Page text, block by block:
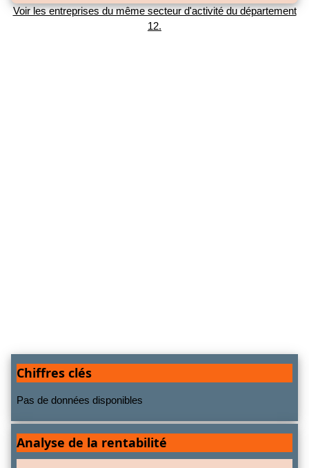
Voir les entreprises du même secteur d'activité du département
12.
Chiffres clés
Pas de données disponibles
Analyse de la rentabilité